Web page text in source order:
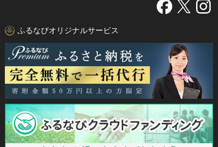
ふるなびオリジナルサービス